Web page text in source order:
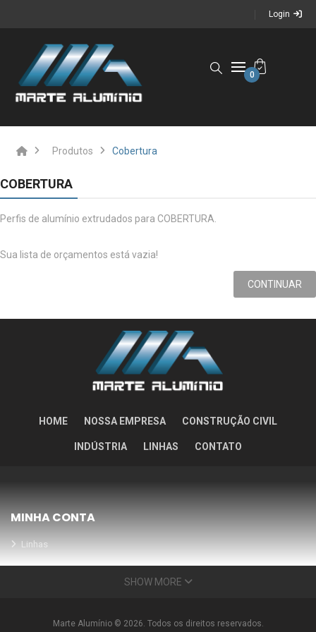
Login
0
Produtos Cobertura
COBERTURA
Perfis de alumínio extrudados para COBERTURA.
Sua lista de orçamentos está vazia!
CONTINUAR
HOME NOSSA EMPRESA CONSTRUÇÃO CIVIL
INDÚSTRIA LINHAS CONTATO
MINHA CONTA
Linhas
Meus Orçamentos
Condições Especiais
SHOW MORE
Marte Alumínio © 2026. Todos os direitos reservados.